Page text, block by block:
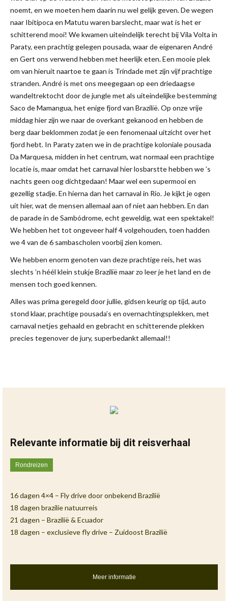
noemt, en we moeten hem daarin nu wel gelijk geven. De wegen
naar Ibitipoca en Matutu waren barslecht, maar wat is het er
schitterend mooi! We kwamen uiteindelijk terecht bij Vila Volta in
Paraty, een prachtig gelegen pousada, waar de eigenaren André
en Gert ons verwend hebben met heerlijk eten. Een mooie plek
om van hieruit naartoe te gaan is Trindade met zijn vijf prachtige
stranden. André is met ons meegegaan op een driedaagse
wandeltrektocht door de jungle met als uiteindelijke bestemming
Saco de Mamangua, het enige fjord van Brazilië. Op onze vrije
middag hier zijn we naar de overkant gekanood en hebben de
berg daar beklommen zodat je een fenomenaal uitzicht over het
fjord hebt. In Paraty zaten we in de prachtige koloniale pousada
Da Marquesa, midden in het centrum, wat normaal een prachtige
locatie is, maar omdat het carnaval hier losbarstte hebben we ’s
nachts geen oog dichtgedaan! Maar wel een supermooi en
gezellig stadje. En hierna dan het carnaval in Rio. Je kijkt je ogen
uit hier, wat de mensen allemaal aan of niet aan hebben. En dan
de parade in de Sambódrome, echt geweldig, wat een spektakel!
We hebben het tot ongeveer half 4 volgehouden, toen hadden
we 4 van de 6 sambascholen voorbij zien komen.
We hebben enorm genoten van deze prachtige reis, het was
slechts ’n héél klein stukje Brazilië maar zo leer je het land en de
mensen toch goed kennen.
Alles was prima geregeld door jullie, gidsen keurig op tijd, auto
stond klaar, prachtige pousada’s en overnachtingsplekken, met
carnaval netjes gehaald en gebracht en schitterende plekken
precies tegenover de jury, superbedankt allemaal!!
Relevante informatie bij dit reisverhaal
Rondreizen
16 dagen 4×4 – Fly drive door onbekend Brazilië
18 dagen brazilie natuurreis
21 dagen – Brazilië & Ecuador
18 dagen – exclusieve fly drive – Zuidoost Brazilië
Meer informatie